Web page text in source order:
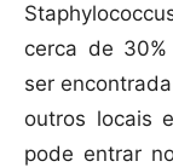
cerca de
ser
outros locais
pode entrar